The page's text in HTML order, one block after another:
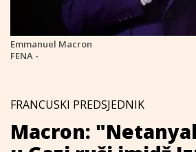
Emmanuel Macron
FENA -
FRANCUSKI PREDSJEDNIK
Macron: